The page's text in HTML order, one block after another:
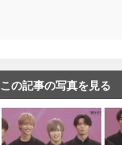
この記事の写真を見る